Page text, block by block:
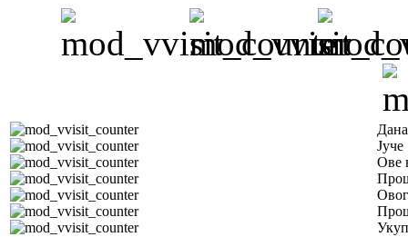
Јуче
Ове